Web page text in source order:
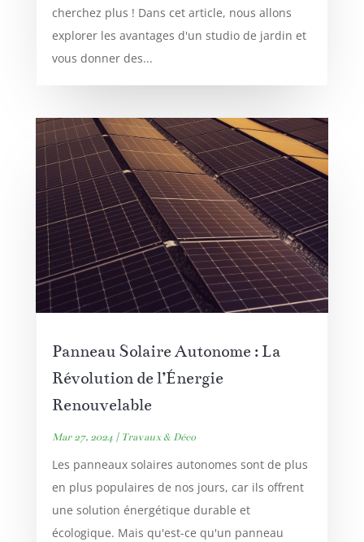
cherchez plus ! Dans cet article, nous allons
explorer les avantages d'un studio de jardin et
vous donner des...
Panneau Solaire Autonome : La
Révolution de l’Énergie
Renouvelable
Mar 27, 2024| Travaux & Déco
Les panneaux solaires autonomes sont de plus
en plus populaires de nos jours, car ils offrent
une solution énergétique durable et
écologique. Mais qu'est-ce qu'un panneau